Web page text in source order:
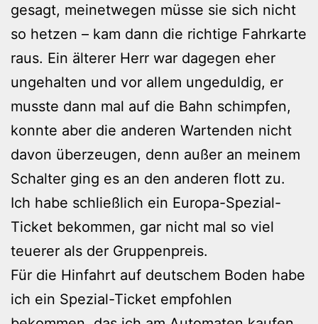
gesagt, meinetwegen müsse sie sich nicht
so hetzen – kam dann die richtige Fahrkarte
raus. Ein älterer Herr war dagegen eher
ungehalten und vor allem ungeduldig, er
musste dann mal auf die Bahn schimpfen,
konnte aber die anderen Wartenden nicht
davon überzeugen, denn außer an meinem
Schalter ging es an den anderen flott zu.
Ich habe schließlich ein Europa-Spezial-
Ticket bekommen, gar nicht mal so viel
teuerer als der Gruppenpreis.
Für die Hinfahrt auf deutschem Boden habe
ich ein Spezial-Ticket empfohlen